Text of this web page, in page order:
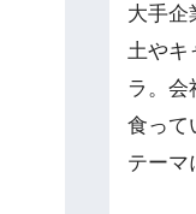
大手企
土やキ
ラ。会
食って
テーマ